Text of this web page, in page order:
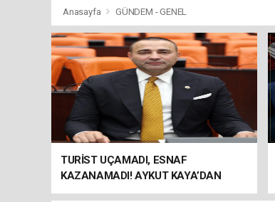
Anasayfa GÜNDEM - GENEL
TURİST UÇAMADI, ESNAF
KAZANAMADI! AYKUT KAYA’DAN
"BAGAJ HAKKI" ÇAĞRISI